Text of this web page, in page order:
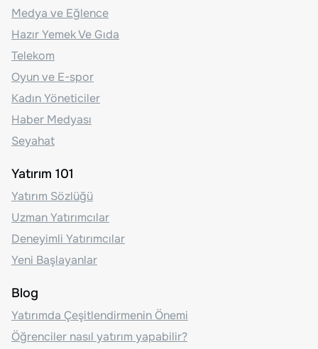
Medya ve Eğlence
Hazır Yemek Ve Gıda
Telekom
Oyun ve E-spor
Kadın Yöneticiler
Haber Medyası
Seyahat
Yatırım 101
Yatırım Sözlüğü
Uzman Yatırımcılar
Deneyimli Yatırımcılar
Yeni Başlayanlar
Blog
Yatırımda Çeşitlendirmenin Önemi
Öğrenciler nasıl yatırım yapabilir?